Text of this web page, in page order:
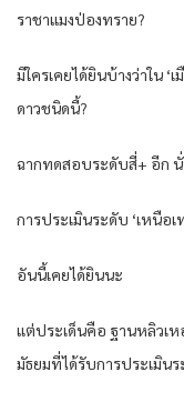
ราชาแมงป่องทราย?
มีใครเคยได้ยินบ้างว่าใน ‘
ดาวชนิดนี้?
ฉากทดสอบระดับสี่+ อีก
การประเมินระดับ ‘เหนือเ
อันนี้เคยได้ยินนะ
แต่ประเด็นคือ ฐานหลิวเห
มัธยมที่ได้รับการประเมินร